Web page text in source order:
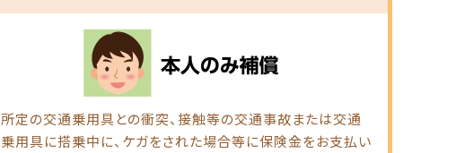
所定の交通乗用具との衝突、接触等の交通事故または交通
乗用具に搭乗中に、ケガをされた場合等に保険金をお支払い